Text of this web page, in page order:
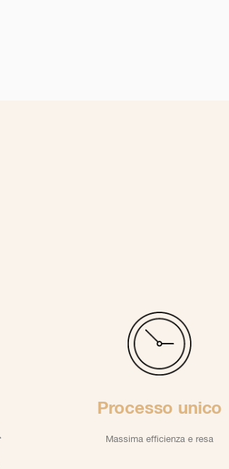
Processo unico
Massima efficienza e resa